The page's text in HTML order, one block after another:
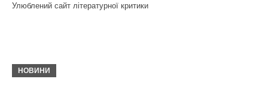
Улюблений сайт літературної критики
НОВИНИ